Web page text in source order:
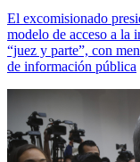
El excomisionado
modelo de acceso a la
“juez y parte”, con
de información pública